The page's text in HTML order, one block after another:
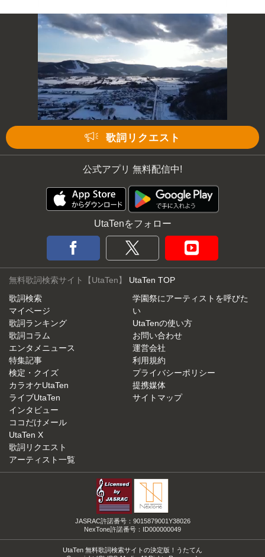
歌詞リクエスト
公式アプリ 無料配信中!
UtaTenをフォロー
無料歌詞検索サイト【UtaTen】 UtaTen TOP
歌詞検索
マイページ
歌詞ランキング
歌詞コラム
エンタメニュース
特集記事
検定・クイズ
カラオケUtaTen
ライブUtaTen
インタビュー
ココだけメール
UtaTen X
歌詞リクエスト
アーティスト一覧
学園祭にアーティストを呼びた
い
UtaTenの使い方
お問い合わせ
運営会社
利用規約
プライバシーポリシー
提携媒体
サイトマップ
JASRAC許諾番号：9015879001Y38026
NexTone許諾番号：ID000000049
UtaTen 無料歌詞検索サイトの決定版！うたてん